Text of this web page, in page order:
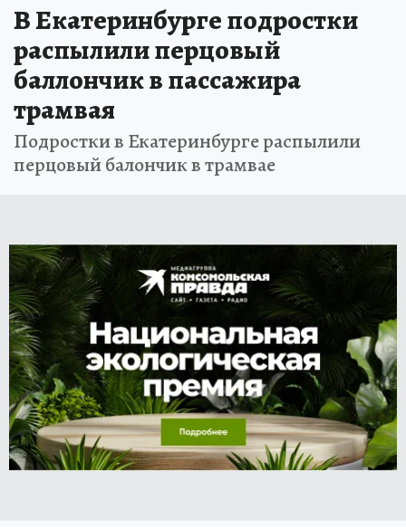
В Екатеринбурге подростки
распылили перцовый
баллончик в пассажира
трамвая
Подростки в Екатеринбурге распылили
перцовый балончик в трамвае